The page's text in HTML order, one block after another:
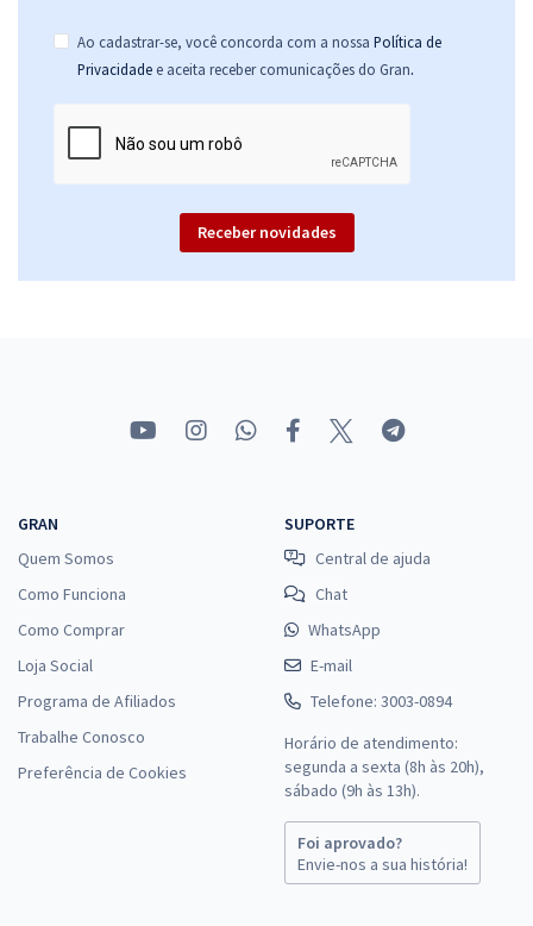
Ao cadastrar-se, você concorda com a nossa Política de
Privacidade e aceita receber comunicações do Gran.
Receber novidades
GRAN
Quem Somos
Como Funciona
Como Comprar
Loja Social
Programa de Afiliados
Trabalhe Conosco
Preferência de Cookies
SUPORTE
Central de ajuda
Chat
WhatsApp
E-mail
Telefone: 3003-0894
Horário de atendimento:
segunda a sexta (8h às 20h),
sábado (9h às 13h).
Foi aprovado?
Envie-nos a sua história!